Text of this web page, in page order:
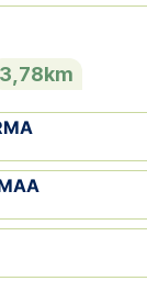
3,78km